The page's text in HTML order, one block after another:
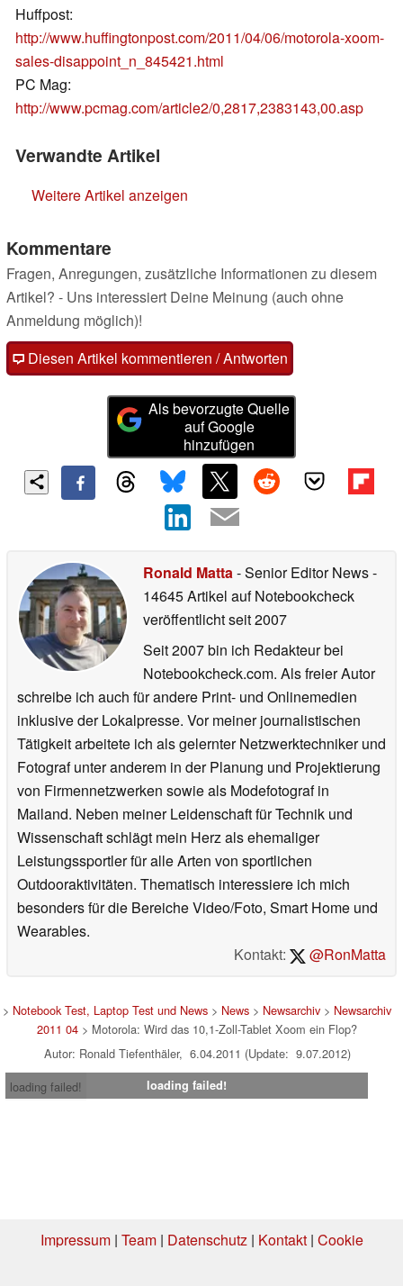
Huffpost:
http://www.huffingtonpost.com/2011/04/06/motorola-xoom-
sales-disappoint_n_845421.html
PC Mag:
http://www.pcmag.com/article2/0,2817,2383143,00.asp
Verwandte Artikel
Weitere Artikel anzeigen
Kommentare
Fragen, Anregungen, zusätzliche Informationen zu diesem
Artikel? - Uns interessiert Deine Meinung (auch ohne
Anmeldung möglich)!
Diesen Artikel kommentieren / Antworten
Als bevorzugte Quelle
auf Google
hinzufügen
Ronald Matta- Senior Editor News-
14645 Artikel auf Notebookcheck
veröffentlichtseit 2007
Seit 2007 bin ich Redakteur bei
Notebookcheck.com. Als freier Autor
schreibe ich auch für andere Print- und Onlinemedien
inklusive der Lokalpresse. Vor meiner journalistischen
Tätigkeit arbeitete ich als gelernter Netzwerktechniker und
Fotograf unter anderem in der Planung und Projektierung
von Firmennetzwerken sowie als Modefotograf in
Mailand. Neben meiner Leidenschaft für Technik und
Wissenschaft schlägt mein Herz als ehemaliger
Leistungssportler für alle Arten von sportlichen
Outdooraktivitäten. Thematisch interessiere ich mich
besonders für die Bereiche Video/Foto, Smart Home und
Wearables.
Kontakt:
@RonMatta
> Notebook Test, Laptop Test und News > News > Newsarchiv > Newsarchiv
2011 04 > Motorola: Wird das 10,1-Zoll-Tablet Xoom ein Flop?
Autor: Ronald Tiefenthäler, 6.04.2011 (Update: 9.07.2012)
loading failed!
loading failed!
Impressum| Team| Datenschutz| Kontakt| Cookie